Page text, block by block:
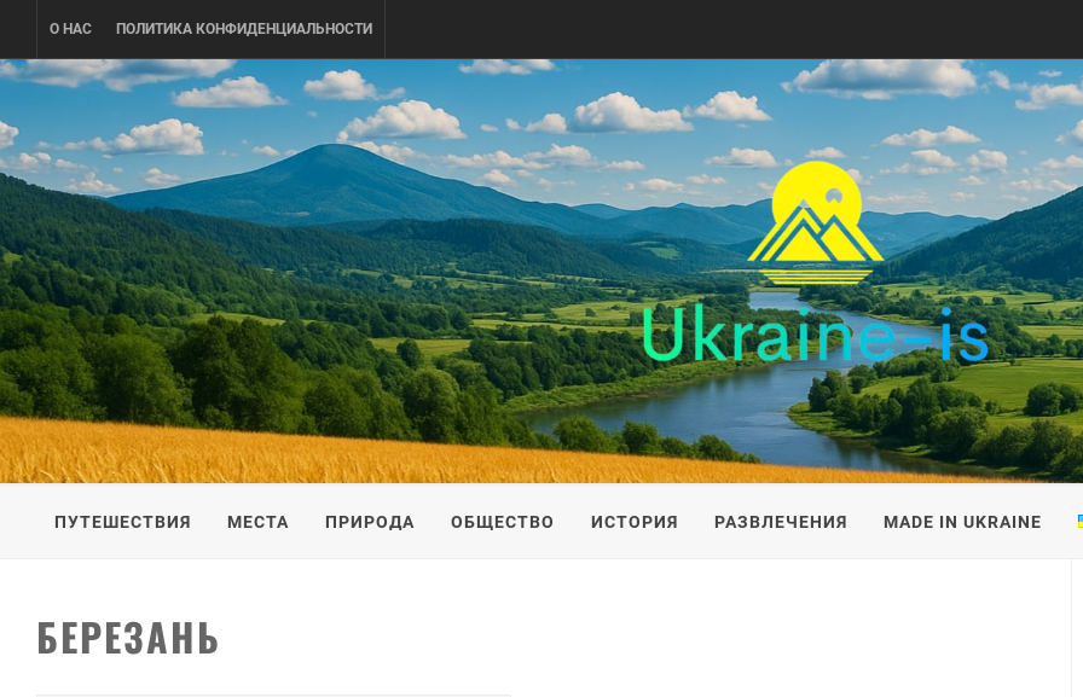
content
О НАС ПОЛИТИКА КОНФИДЕНЦИАЛЬНОСТИ
UKRAINE-IS
ПУТЕШЕСТВИЕ ПО УКРАИНЕ
ПУТЕШЕСТВИЯ МЕСТА ПРИРОДА ОБЩЕСТВО ИСТОРИЯ РАЗВЛЕЧЕНИЯ MADE IN UKRAINE
БЕРЕЗАНЬ